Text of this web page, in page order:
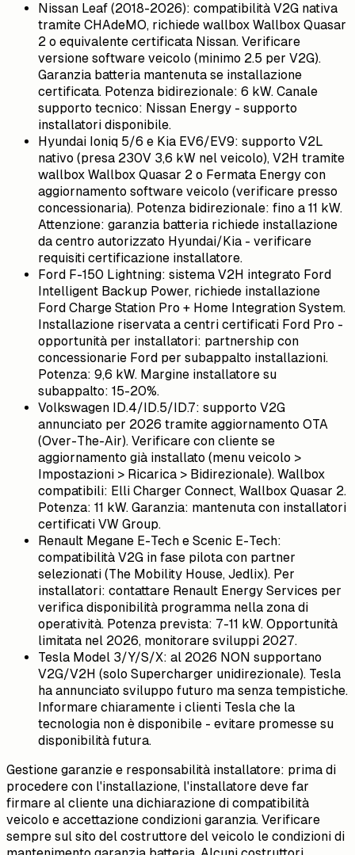
Nissan Leaf (2018-2026): compatibilità V2G nativa
tramite CHAdeMO, richiede wallbox Wallbox Quasar
2 o equivalente certificata Nissan. Verificare
versione software veicolo (minimo 2.5 per V2G).
Garanzia batteria mantenuta se installazione
certificata. Potenza bidirezionale: 6 kW. Canale
supporto tecnico: Nissan Energy - supporto
installatori disponibile.
Hyundai Ioniq 5/6 e Kia EV6/EV9: supporto V2L
nativo (presa 230V 3,6 kW nel veicolo), V2H tramite
wallbox Wallbox Quasar 2 o Fermata Energy con
aggiornamento software veicolo (verificare presso
concessionaria). Potenza bidirezionale: fino a 11 kW.
Attenzione: garanzia batteria richiede installazione
da centro autorizzato Hyundai/Kia - verificare
requisiti certificazione installatore.
Ford F-150 Lightning: sistema V2H integrato Ford
Intelligent Backup Power, richiede installazione
Ford Charge Station Pro + Home Integration System.
Installazione riservata a centri certificati Ford Pro -
opportunità per installatori: partnership con
concessionarie Ford per subappalto installazioni.
Potenza: 9,6 kW. Margine installatore su
subappalto: 15-20%.
Volkswagen ID.4/ID.5/ID.7: supporto V2G
annunciato per 2026 tramite aggiornamento OTA
(Over-The-Air). Verificare con cliente se
aggiornamento già installato (menu veicolo >
Impostazioni > Ricarica > Bidirezionale). Wallbox
compatibili: Elli Charger Connect, Wallbox Quasar 2.
Potenza: 11 kW. Garanzia: mantenuta con installatori
certificati VW Group.
Renault Megane E-Tech e Scenic E-Tech:
compatibilità V2G in fase pilota con partner
selezionati (The Mobility House, Jedlix). Per
installatori: contattare Renault Energy Services per
verifica disponibilità programma nella zona di
operatività. Potenza prevista: 7-11 kW. Opportunità
limitata nel 2026, monitorare sviluppi 2027.
Tesla Model 3/Y/S/X: al 2026 NON supportano
V2G/V2H (solo Supercharger unidirezionale). Tesla
ha annunciato sviluppo futuro ma senza tempistiche.
Informare chiaramente i clienti Tesla che la
tecnologia non è disponibile - evitare promesse su
disponibilità futura.
Gestione garanzie e responsabilità installatore: prima di
procedere con l'installazione, l'installatore deve far
firmare al cliente una dichiarazione di compatibilità
veicolo e accettazione condizioni garanzia. Verificare
sempre sul sito del costruttore del veicolo le condizioni di